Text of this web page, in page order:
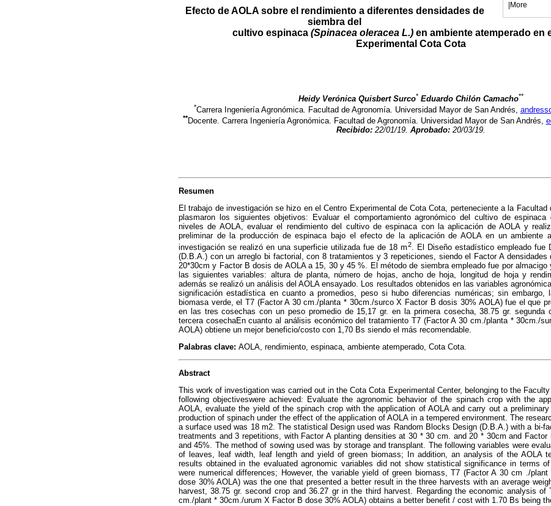
More
Efecto de AOLA sobre el rendimiento a diferentes densidades de
siembra del
cultivo espinaca (Spinacea oleracea L.) en ambiente atemperado en
Experimental Cota Cota
Heidy Verónica Quisbert Surco* Eduardo Chilón Camacho**
*Carrera Ingeniería Agronómica. Facultad de Agronomía. Universidad Mayor de San Andrés,
**Docente. Carrera Ingeniería Agronómica. Facultad de Agronomía. Universidad Mayor de San Andrés,
Recibido: 22/01/19. Aprobado: 20/03/19.
Resumen
El trabajo de investigación se hizo en el Centro Experimental de Cota Cota, perteneciente a la
plasmaron los siguientes objetivos: Evaluar el comportamiento agronómico del cultivo de
niveles de AOLA, evaluar el rendimiento del cultivo de espinaca con la aplicación de AOLA y
preliminar de la producción de espinaca bajo el efecto de la aplicación de AOLA en un ambiente
investigación se realizó en una superficie utilizada fue de 18 m2. El Diseño estadístico empleado fue
(D.B.A.) con un arreglo bi factorial, con 8 tratamientos y 3 repeticiones, siendo el Factor A
20*30cm y Factor B dosis de AOLA a 15, 30 y 45 %. El método de siembra empleado fue por almacigo
las siguientes variables: altura de planta, número de hojas, ancho de hoja, longitud de hoja y
además se realizó un análisis del AOLA ensayado. Los resultados obtenidos en las variables
significación estadística en cuanto a promedios, peso si hubo diferencias numéricas; sin embargo,
biomasa verde, el T7 (Factor A 30 cm./planta * 30cm./surco X Factor B dosis 30% AOLA) fue el que
en las tres cosechas con un peso promedio de 15,17 gr. en la primera cosecha, 38.75 gr. segunda
tercera cosechaEn cuanto al análisis económico del tratamiento T7 (Factor A 30 cm./planta * 30cm./
AOLA) obtiene un mejor beneficio/costo con 1,70 Bs siendo el más recomendable.
Palabras clave: AOLA, rendimiento, espinaca, ambiente atemperado, Cota Cota.
Abstract
This work of investigation was carried out in the Cota Cota Experimental Center, belonging to the
following objectiveswere achieved: Evaluate the agronomic behavior of the spinach crop with the
AOLA, evaluate the yield of the spinach crop with the application of AOLA and carry out a
production of spinach under the effect of the application of AOLA in a tempered environment. The
a surface used was 18 m2. The statistical Design used was Random Blocks Design (D.B.A.) with a bi-
treatments and 3 repetitions, with Factor A planting densities at 30 * 30 cm. and 20 * 30cm and
and 45%. The method of sowing used was by storage and transplant. The following variables were
of leaves, leaf width, leaf length and yield of green biomass; In addition, an analysis of the AOLA
results obtained in the evaluated agronomic variables did not show statistical significance in terms
were numerical differences; However, the variable yield of green biomass, T7 (Factor A 30 cm ./
dose 30% AOLA) was the one that presented a better result in the three harvests with an average
harvest, 38.75 gr. second crop and 36.27 gr in the third harvest. Regarding the economic analysis of
cm./plant * 30cm./urum X Factor B dose 30% AOLA) obtains a better benefit / cost with 1.70 Bs being